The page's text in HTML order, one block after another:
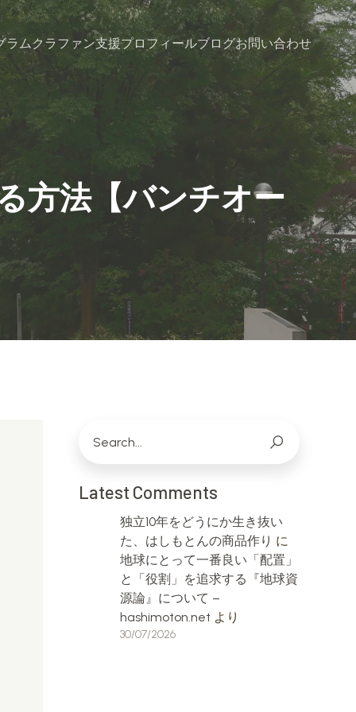
ラムクラファン支援プロフィールブログお問い合わせ
方法【バンチオー
Latest Comments
独立10年をどうにか生き抜い
た、はしもとんの商品作り に
地球にとって一番良い「配置」
と「役割」を追求する『地球資
源論』について –
hashimoton.net より
30/07/2026